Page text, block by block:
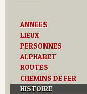
ANNEES
LIEUX
PERSONNES
ALPHABET
ROUTES
CHEMINS DE FER
HISTOIRE